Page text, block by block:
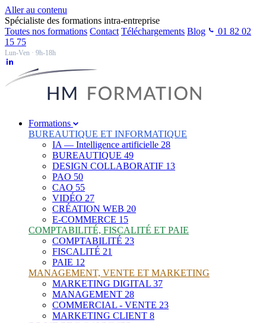
Aller au contenu
Spécialiste des formations intra-entreprise
Toutes nos formations Contact Téléchargements Blog
01 82 02
15 75
Lun-Ven · 9h-18h
Formations
BUREAUTIQUE ET INFORMATIQUE
IA — Intelligence artificielle 28
BUREAUTIQUE 49
DESIGN COLLABORATIF 13
PAO 50
CAO 55
VIDÉO 27
CRÉATION WEB 20
E-COMMERCE 15
COMPTABILITÉ, FISCALITÉ ET PAIE
COMPTABILITÉ 23
FISCALITÉ 21
PAIE 12
MANAGEMENT, VENTE ET MARKETING
MARKETING DIGITAL 37
MANAGEMENT 28
COMMERCIAL - VENTE 23
MARKETING CLIENT 8